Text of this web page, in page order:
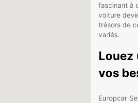
fascinant à
voiture
trésors de
variés.
Louez
vos
Europcar